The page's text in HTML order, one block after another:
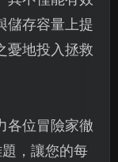
儲存容量上提
憂地投入拯救
各位冒險家徹
，讓您的每